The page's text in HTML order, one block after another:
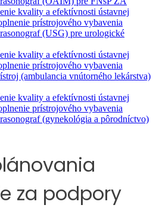
kvality a efektívnosti ústavnej
prístrojového vybavenia
(USG) pre urologické
kvality a efektívnosti ústavnej
prístrojového vybavenia
(ambulancia vnútorného lekárstva)
kvality a efektívnosti ústavnej
prístrojového vybavenia
(gynekológia a pôrodníctvo)
za podpory